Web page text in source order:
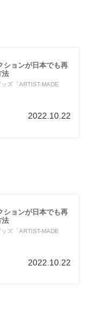
ションが日本でも再
法
ズ「ARTIST-MADE
2022.10.22
ションが日本でも再
法
ズ「ARTIST-MADE
2022.10.22